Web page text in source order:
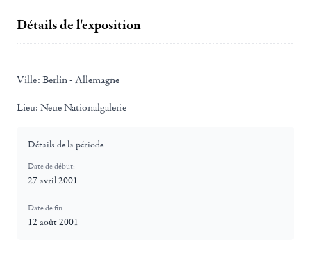
Détails de l'exposition
Ville: Berlin - Allemagne
Lieu: Neue Nationalgalerie
Détails de la période
Date de début:
27 avril 2001
Date de fin:
12 août 2001